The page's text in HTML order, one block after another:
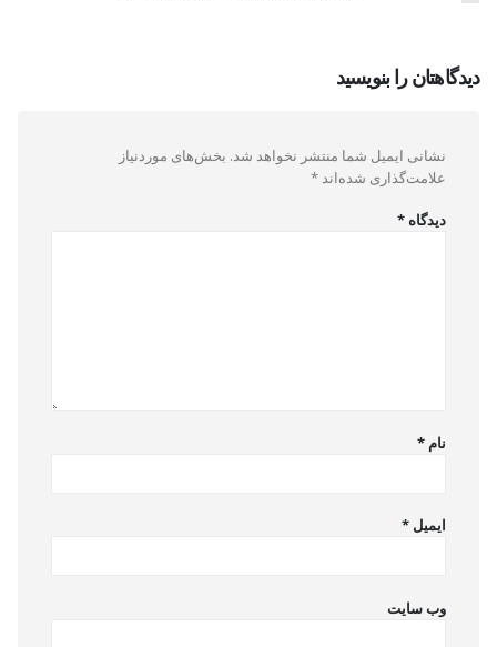
دیدگاهتان را بنویسید
نشانی ایمیل شما منتشر نخواهد شد. بخش‌های موردنیاز
علامت‌گذاری شده‌اند*
دیدگاه *
نام *
ایمیل *
وب‌ سایت